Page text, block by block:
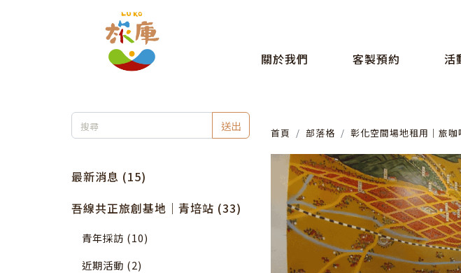
關於我們 客製預約 活
送出
最新消息 (15)
吾線共正旅創基地｜青培站 (33)
青年採訪 (10)
近期活動 (2)
首頁 部落格 彰化空間場地租用│旅